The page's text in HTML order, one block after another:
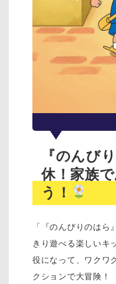
『のんび
休！家族
う！
「『のんびりのはら
きり遊べる楽しいキ
役になって、ワクワ
クションで大冒険！